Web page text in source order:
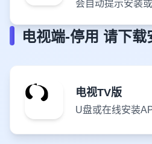
会自动提示安装
电视端-停用 请下载
电视TV版
U盘或在线安装